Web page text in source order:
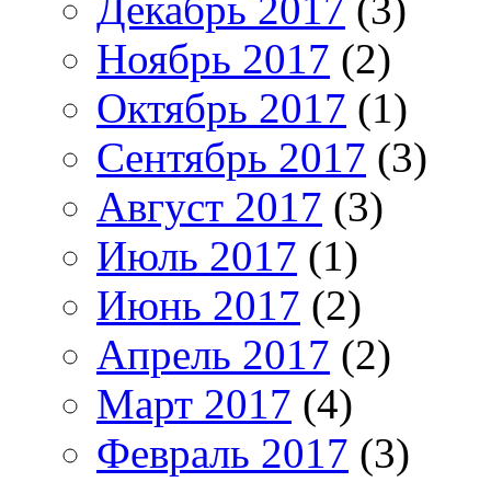
Ноябрь 2017 (2)
Октябрь 2017 (1)
Сентябрь 2017 (3)
Август 2017 (3)
Июль 2017 (1)
Июнь 2017 (2)
Апрель 2017 (2)
Март 2017 (4)
Февраль 2017 (3)